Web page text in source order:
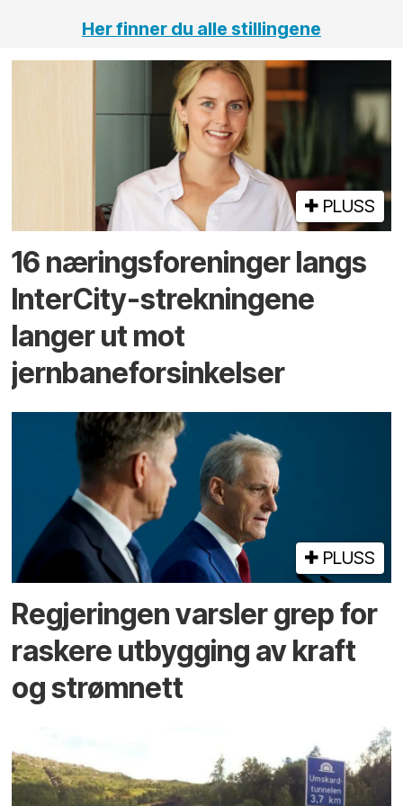
Her finner du alle stillingene
PLUSS
16 næringsforeninger langs
InterCity-strekningene
langer ut mot
jernbaneforsinkelser
PLUSS
Regjeringen varsler grep for
raskere utbygging av kraft
og strømnett